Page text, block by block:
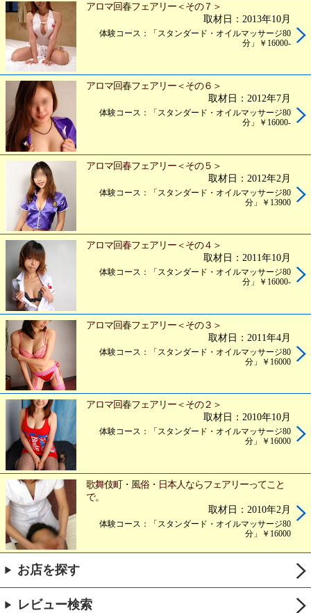
アロマ回春フェアリー＜その７＞
取材日：2013年10月
体験コース：「スタンダード・オイルマッサージ80
分」￥16000-
アロマ回春フェアリー＜その６＞
取材日：2012年7月
体験コース：「スタンダード・オイルマッサージ80
分」￥16000-
アロマ回春フェアリー＜その５＞
取材日：2012年2月
体験コース：「スタンダード・オイルマッサージ80
分」￥13900
アロマ回春フェアリー＜その４＞
取材日：2011年10月
体験コース：「スタンダード・オイルマッサージ80
分」￥16000-
アロマ回春フェアリー＜その３＞
取材日：2011年4月
体験コース：「スタンダード・オイルマッサージ80
分」￥16000
アロマ回春フェアリー＜その２＞
取材日：2010年10月
体験コース：「スタンダード・オイルマッサージ80
分」￥16000
歌舞伎町・風俗・日本人ならフェアリーってこと
で。
取材日：2010年2月
体験コース：「スタンダード・オイルマッサージ80
分」￥16000
お店を探す
レビュー検索